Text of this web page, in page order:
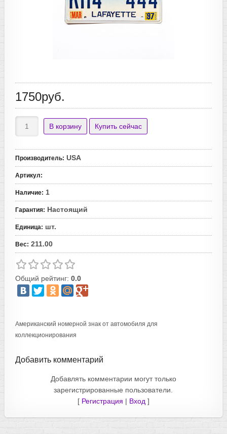
1750руб.
Производитель: USA
Артикул:
Наличие: 1
Гарантия: Настоящий
Единица: шт.
Вес: 211.00
Общий рейтинг: 0.0
Американский номерной знак от автомобиля для
коллекционирования
Добавить комментарий
Добавлять комментарии могут только
зарегистрированные пользователи.
[ Регистрация | Вход ]